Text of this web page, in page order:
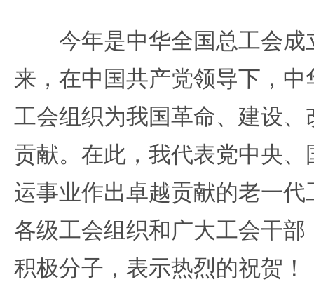
今年是中华全国总工会成
来，在中国共产党领导下，
工会组织为我国革命、建设
贡献。在此，我代表党中央
运事业作出卓越贡献的老一
各级工会组织和广大工会干
积极分子，表示热烈的祝贺！